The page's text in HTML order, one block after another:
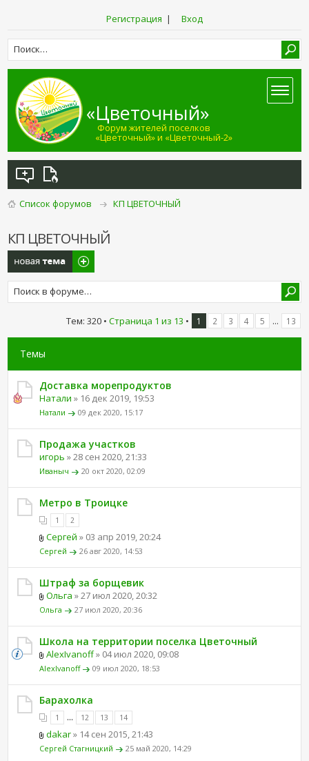
Регистрация | Вход
«Цветочный»
Форум жителей поселков
«Цветочный» и «Цветочный-2»
Список форумов КП ЦВЕТОЧНЫЙ
КП ЦВЕТОЧНЫЙ
Новая тема
Тем: 320 • Страница 1 из 13 • 1 2 3 4 5 ... 13
Темы
Доставка морепродуктов
Натали » 16 дек 2019, 19:53
Натали 09 дек 2020, 15:17
Продажа участков
игорь » 28 сен 2020, 21:33
Иваныч 20 окт 2020, 02:09
Метро в Троицке
1 2
Сергей » 03 апр 2019, 20:24
Сергей 26 авг 2020, 14:53
Штраф за борщевик
Ольга » 27 июл 2020, 20:32
Ольга 27 июл 2020, 20:36
Школа на территории поселка Цветочный
AlexIvanoff» 04 июл 2020, 09:08
AlexIvanoff 09 июл 2020, 18:53
Барахолка
1 ... 12 13 14
dakar» 14 сен 2015, 21:43
Сергей Стагницкий 25 май 2020, 14:29